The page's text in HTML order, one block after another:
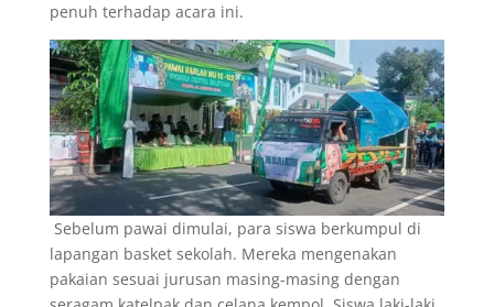
penuh terhadap acara ini.
Sebelum pawai dimulai, para siswa berkumpul di
lapangan basket sekolah. Mereka mengenakan
pakaian sesuai jurusan masing-masing dengan